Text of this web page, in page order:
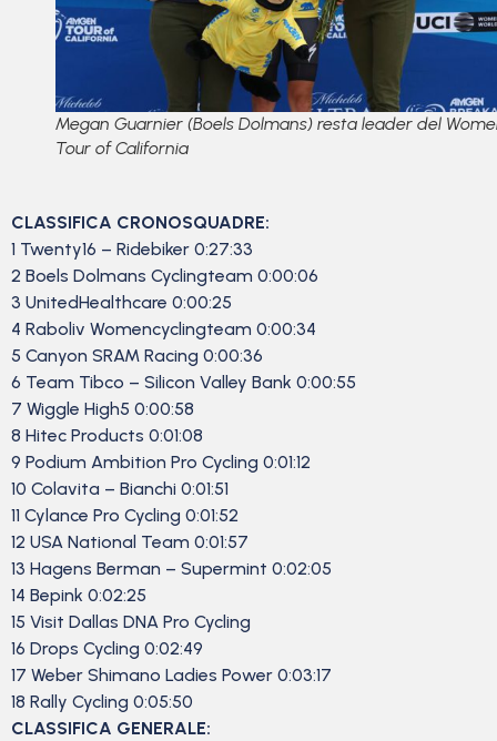
Megan Guarnier (Boels Dolmans) resta leader del
Tour of California
CLASSIFICA CRONOSQUADRE:
1 Twenty16 – Ridebiker 0:27:33
2 Boels Dolmans Cyclingteam 0:00:06
3 UnitedHealthcare 0:00:25
4 Raboliv Womencyclingteam 0:00:34
5 Canyon SRAM Racing 0:00:36
6 Team Tibco – Silicon Valley Bank 0:00:55
7 Wiggle High5 0:00:58
8 Hitec Products 0:01:08
9 Podium Ambition Pro Cycling 0:01:12
10 Colavita – Bianchi 0:01:51
11 Cylance Pro Cycling 0:01:52
12 USA National Team 0:01:57
13 Hagens Berman – Supermint 0:02:05
14 Bepink 0:02:25
15 Visit Dallas DNA Pro Cycling
16 Drops Cycling 0:02:49
17 Weber Shimano Ladies Power 0:03:17
18 Rally Cycling 0:05:50
CLASSIFICA GENERALE: